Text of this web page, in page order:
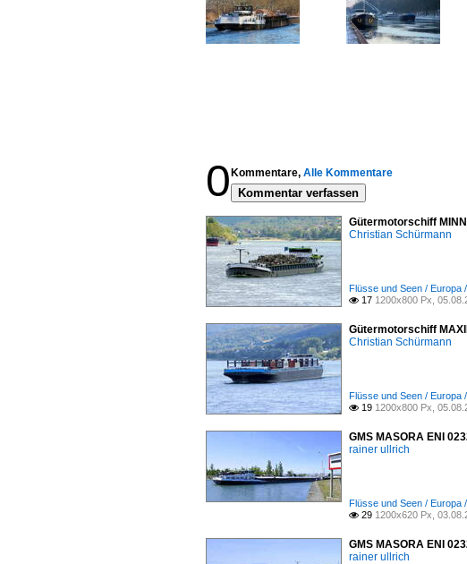
0 Kommentare, Alle Kommentare
Kommentar verfassen
Gütermotorschiff
Christian Schürmann
Flüsse und Seen / Europa
 17 1200x800 Px,
Gütermotorschiff
Christian Schürmann
Flüsse und Seen / Europa
 19 1200x800 Px,
GMS MASORA ENI
rainer ullrich
Flüsse und Seen / Europa
 29 1200x620 Px,
GMS MASORA ENI
rainer ullrich